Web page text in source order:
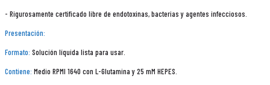
- Rigurosamente certificado libre de endotoxinas, bacterias y agentes infecciosos.
Presentación:
Formato: Solución líquida lista para usar.
Contiene: Medio RPMI 1640 con L-Glutamina y 25 mM HEPES.